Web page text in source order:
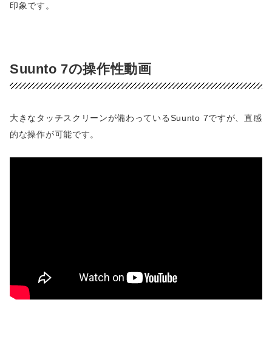
印象です。
Suunto 7の操作性動画
大きなタッチスクリーンが備わっているSuunto 7ですが、直感
的な操作が可能です。